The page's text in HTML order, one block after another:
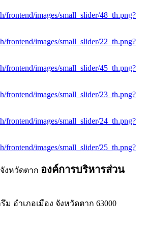
องค์การบริหารส่วน
ม อำเภอเมือง จังหวัดตาก 63000